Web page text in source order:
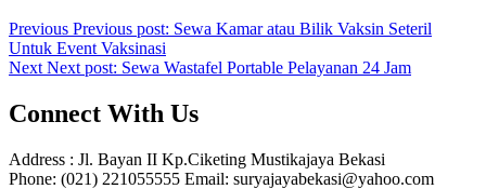
Previous Previous post: Sewa Kamar atau Bilik Vaksin Seteril
Untuk Event Vaksinasi
Next Next post: Sewa Wastafel Portable Pelayanan 24 Jam
Connect With Us
Address : Jl. Bayan II Kp.Ciketing Mustikajaya Bekasi
Phone: (021) 221055555 Email: suryajayabekasi@yahoo.com